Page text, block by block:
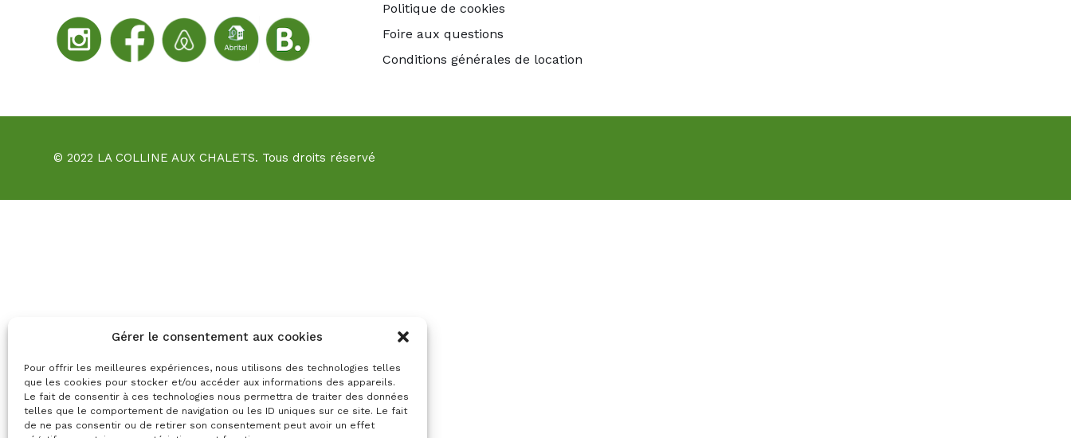
Gérer le consentement aux cookies
Pour offrir les meilleures expériences, nous utilisons des technologies telles
que les cookies pour stocker et/ou accéder aux informations des appareils.
Le fait de consentir à ces technologies nous permettra de traiter des données
telles que le comportement de navigation ou les ID uniques sur ce site. Le fait
de ne pas consentir ou de retirer son consentement peut avoir un effet
Politique de cookies
Foire aux questions
Conditions générales de location
© 2022 LA COLLINE AUX CHALETS. Tous droits réservé